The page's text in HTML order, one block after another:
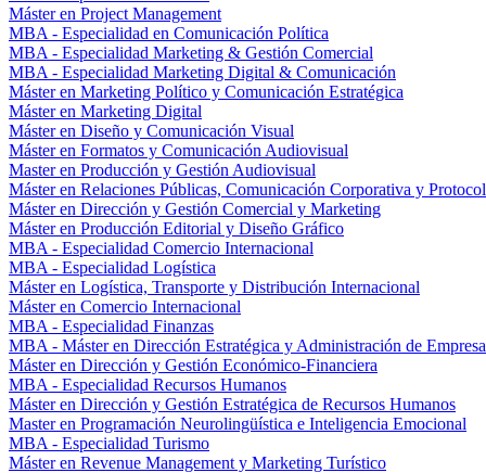
Máster en Project Management
MBA - Especialidad en Comunicación Política
MBA - Especialidad Marketing & Gestión Comercial
MBA - Especialidad Marketing Digital & Comunicación
Máster en Marketing Político y Comunicación Estratégica
Máster en Marketing Digital
Máster en Diseño y Comunicación Visual
Máster en Formatos y Comunicación Audiovisual
Master en Producción y Gestión Audiovisual
Máster en Relaciones Públicas, Comunicación Corporativa y
Máster en Dirección y Gestión Comercial y Marketing
Máster en Producción Editorial y Diseño Gráfico
MBA - Especialidad Comercio Internacional
MBA - Especialidad Logística
Máster en Logística, Transporte y Distribución Internacional
Máster en Comercio Internacional
MBA - Especialidad Finanzas
MBA - Máster en Dirección Estratégica y Administración de
Máster en Dirección y Gestión Económico-Financiera
MBA - Especialidad Recursos Humanos
Máster en Dirección y Gestión Estratégica de Recursos Humanos
Master en Programación Neurolingüística e Inteligencia Emocional
MBA - Especialidad Turismo
Máster en Revenue Management y Marketing Turístico